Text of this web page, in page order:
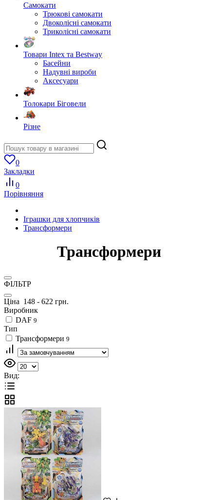
Самокати
Трюкові самокати
Двоколісні самокати
Триколісні самокати
Товари Intex та Bestway
Басейни
Надувні вироби
Аксесуари
Толокари Біговели
Різне
0
Закладки
0
Порівняння
Іграшки для хлопчиків
Трансформери
Трансформери
ФІЛЬТР
Ціна 148 - 622 грн.
Виробник
DAF 9
Тип
Трансформери 9
Вид: